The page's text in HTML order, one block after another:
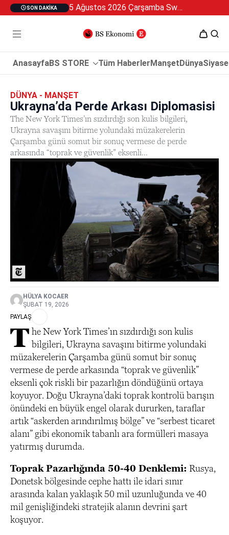
SON DAKIKA 5 Ağustos 2026 Çarşamba Swan Özel 2
AnasayfaBS STORE Tüm HaberlerManşetDünya
DÜNYA - MANŞET
Ukrayna’da Perde Arkası Diplomasisi
The New York Times’ın sızdırdığı son kulis bilgileri,
Ukrayna savaşını bitirme yolundaki müzakerelerin
Çarşamba günü somut bir sonuç vermese de perde
arkasında “toprak ve güvenlik” eksenli...
HÜLYA KOCAER
ŞUBAT 19, 2026
PAYLAŞ
T he New York Times’ın sızdırdığı son kulis
bilgileri, Ukrayna savaşını bitirme yolundaki
müzakerelerin Çarşamba günü somut bir sonuç
vermese de perde arkasında “toprak ve güvenlik”
eksenli çok riskli bir pazarlığın döndüğünü ortaya
koyuyor. Doğu Ukrayna’daki toprak kontrolü barışın
önündeki en büyük engel olarak dururken, taraflar
artık “askerden arındırılmış bölge” ve “serbest ticaret
alanı” gibi ekonomik tabanlı ara formülleri masaya
yatırmış durumda.
Toprak Pazarlığında 50-40 Denklemi: Rusya,
Donetsk bölgesinde cephe hattı ile idari sınır
arasında kalan yaklaşık 50 mil uzunluğunda ve 40
mil genişliğindeki stratejik alanın devrini şart
koşuyor.